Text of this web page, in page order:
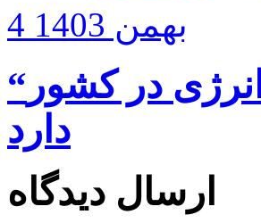
4 بهمن 1403
“وزارت نیرو” برنامه بزرگی برای تأمین انرژی در کشور
دارد
ارسال دیدگاه